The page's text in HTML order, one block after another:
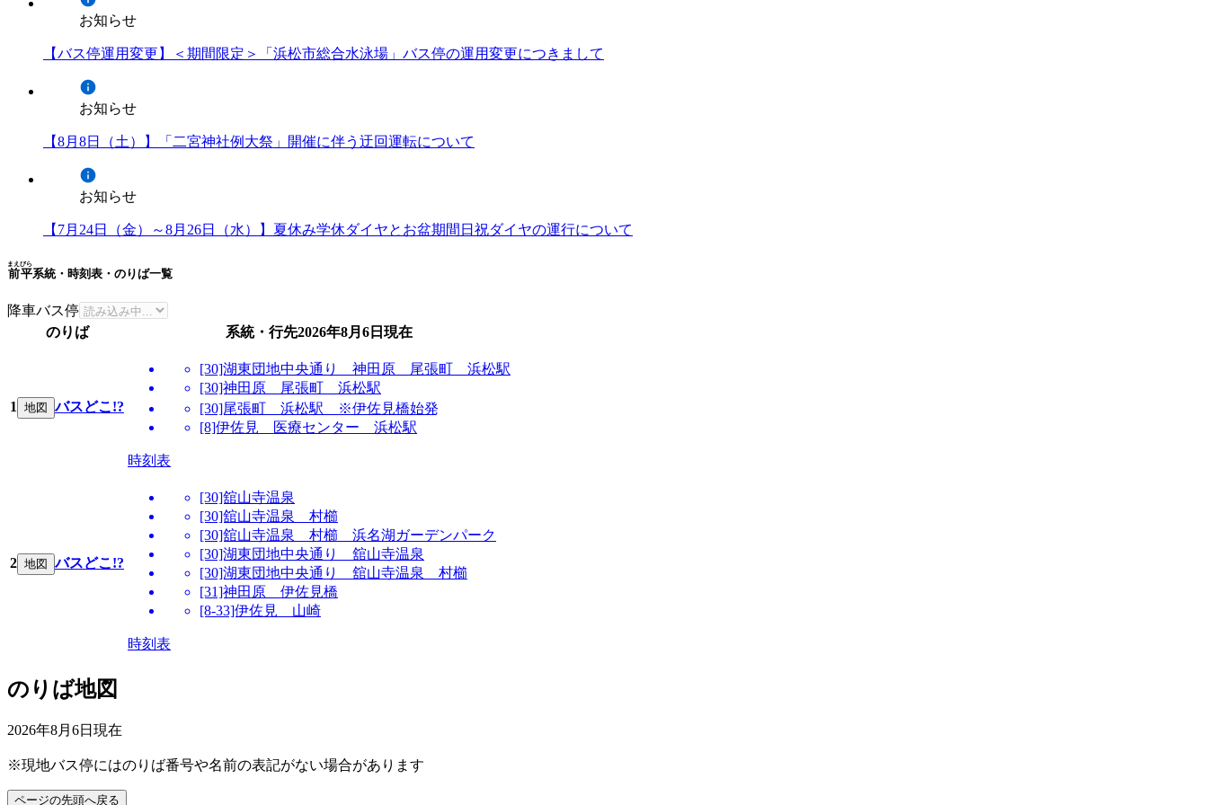
お知らせ
【バス停運用変更】＜期間限定＞「浜松市総合水泳場」バス停の運用変更につきまして
お知らせ
【8月8日（土）】「二宮神社例大祭」開催に伴う迂回運転について
お知らせ
【7月24日（金）～8月26日（水）】夏休み学休ダイヤとお盆期間日祝ダイヤの運行について
前平
まえびら
系統・時刻表・のりば一覧
降車バス停
のりば
系統・行先2026年8月6日 現在
1 地図 バスどこ!?
[30]湖東団地中央通り 神田原 尾張町 浜松駅
[30]神田原 尾張町 浜松駅
[30]尾張町 浜松駅 ※伊佐見橋始発
[8]伊佐見 医療センター 浜松駅
時刻表
2 地図 バスどこ!?
[30]舘山寺温泉
[30]舘山寺温泉 村櫛
[30]舘山寺温泉 村櫛 浜名湖ガーデンパーク
[30]湖東団地中央通り 舘山寺温泉
[30]湖東団地中央通り 舘山寺温泉 村櫛
[31]神田原 伊佐見橋
[8-33]伊佐見 山崎
時刻表
のりば地図
2026年8月6日 現在
※現地バス停にはのりば番号や名前の表記がない場合があります
ページの先頭へ戻る